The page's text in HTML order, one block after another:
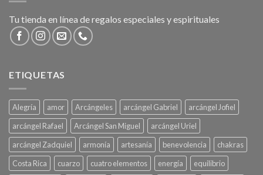
Tu tienda en línea de regalos especiales y espirituales
ETIQUETAS
Alegría amor Arcángeles arcángel Gabriel
arcángel Jofiel
arcángel Rafael
Arcángel San Miguel
arcángel Uriel
arcángel Zadquiel
armonía artesanía benevolencia
chakras
Costa Rica
cuarzo cuatro elementos energía
equilibrio